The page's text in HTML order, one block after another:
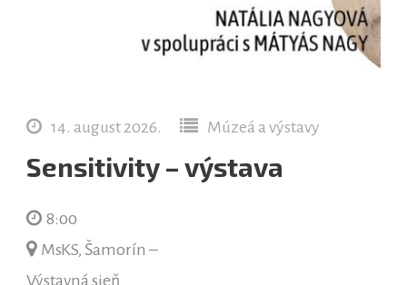
14. august 2026. Múzeá a výstavy
Sensitivity – výstava
8:00
MsKS, Šamorín –
Výstavná sieň